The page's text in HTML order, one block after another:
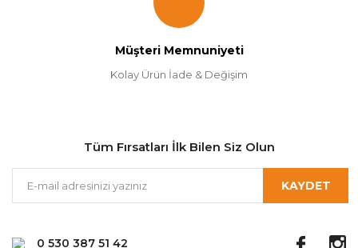
Müşteri Memnuniyeti
Kolay Ürün İade & Değişim
0 530 387 51 42
Tüm Fırsatları İlk Bilen Siz Olun
KAYDET